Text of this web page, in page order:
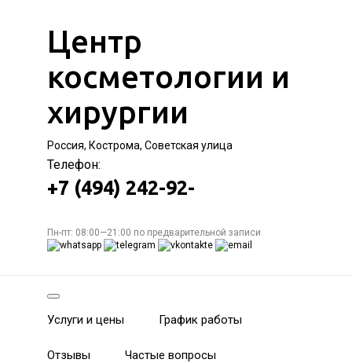
Центр
косметологии и
хирургии
Россия, Кострома, Советская улица
Телефон:
+7 (494) 242-92-
Пн-пт: 08:00—21:00 по предварительной записи
Услуги и цены График работы
Отзывы Частые вопросы